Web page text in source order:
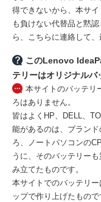
得できないから、本サ
も負けない代替品と黙
ら、こちらに連絡して
このLenovo
テリーはオリジナルバ
本サイトのバッテリ
ろはありません。
皆はよくHP、DELL、
能があるのは、ブラン
ろ、ノートパソコンの
うに、そのバッテリー
み立てたものです。
本サイトでのバッテリ
ップで作り上げたもの